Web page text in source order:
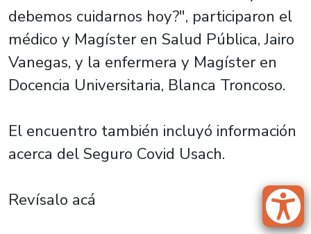
debemos cuidarnos hoy?", participaron el
médico y Magíster en Salud Pública, Jairo
Vanegas, y la enfermera y Magíster en
Docencia Universitaria, Blanca Troncoso.
El encuentro también incluyó información
acerca del Seguro Covid Usach.
Revísalo acá